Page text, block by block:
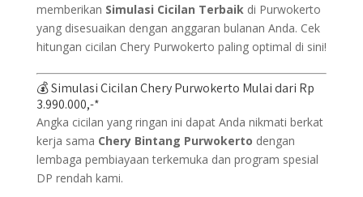
memberikan Simulasi Cicilan Terbaikdi Purwokerto
yang disesuaikan dengan anggaran bulanan Anda. Cek
hitungan cicilan Chery Purwokerto paling optimal di sini!
💰 Simulasi Cicilan Chery Purwokerto Mulai dari Rp
3.990.000,-*
Angka cicilan yang ringan ini dapat Anda nikmati berkat
kerja sama Chery Bintang Purwokerto dengan
lembaga pembiayaan terkemuka dan program spesial
DP rendah kami.